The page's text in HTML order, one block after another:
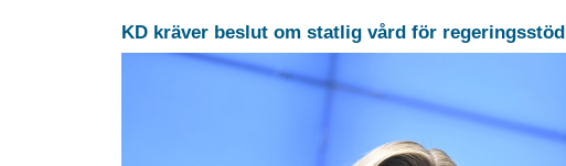
KD kräver beslut om statlig vård för regeringsstöd